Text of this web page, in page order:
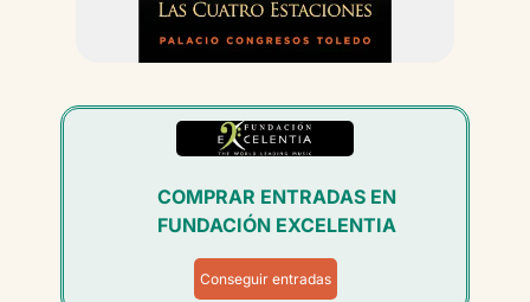
COMPRAR ENTRADAS EN
FUNDACIÓN EXCELENTIA
Conseguir entradas